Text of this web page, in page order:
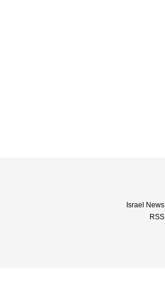
Israel News
RSS